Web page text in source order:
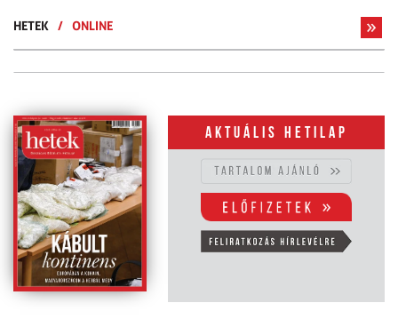
HETEK / ONLINE
Aktuális hetilap